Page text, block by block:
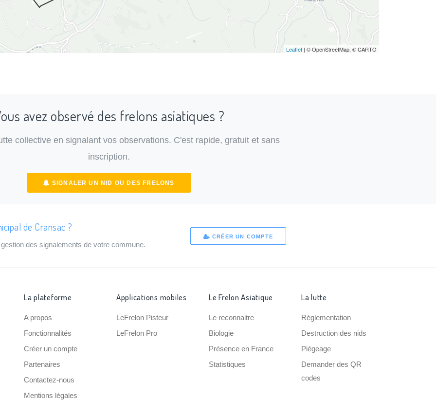
Leaflet | © OpenStreetMap, © CARTO
avez observé des frelons asiatiques ?
collective en signalant vos observations. C'est rapide, gratuit et sans
inscription.
SIGNALER UN NID OU DES FRELONS
de Cransac ?
des signalements de votre commune.
CRÉER UN COMPTE
La plateforme
A propos
Fonctionnalités
Créer un compte
Partenaires
Contactez-nous
Mentions légales
Applications mobiles
LeFrelon Pisteur
LeFrelon Pro
Le Frelon Asiatique
Le reconnaitre
Biologie
Présence en France
Statistiques
La lutte
Réglementation
Destruction des nids
Piégeage
Demander des QR
codes